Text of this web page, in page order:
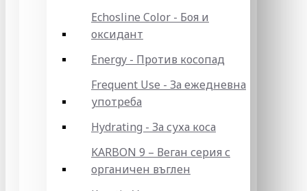
Echosline Color - Боя и
оксидант
Energy - Против косопад
Frequent Use - За ежедневна
употреба
Hydrating - За суха коса
KARBON 9 – Веган серия с
органичен въглен